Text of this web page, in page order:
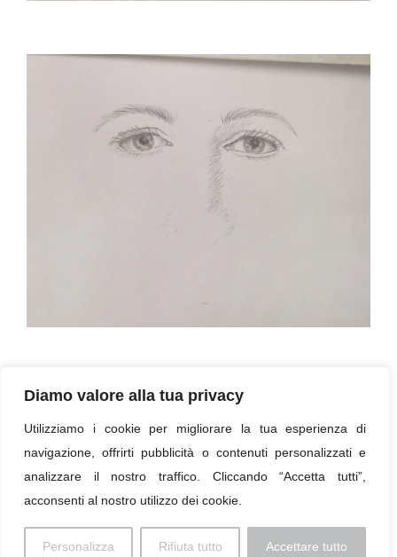
Diamo valore alla tua privacy
Utilizziamo i cookie per migliorare la tua esperienza di
navigazione, offrirti pubblicità o contenuti personalizzati e
analizzare il nostro traffico. Cliccando “Accetta tutti”,
acconsenti al nostro utilizzo dei cookie.
Personalizza Rifiuta tutto Accettare tutto
Mar.-Mag. 2025 Ritratto (liv. avanzato), Trento
« Torna all'elenco